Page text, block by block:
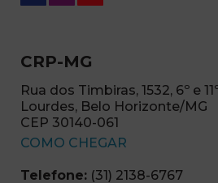
CRP-MG
Rua dos Timbiras, 1532, 6º e
Lourdes, Belo Horizonte/MG
CEP 30140-061
COMO CHEGAR
Telefone: (31) 2138-6767